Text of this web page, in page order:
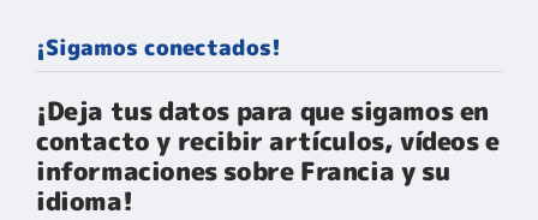
¡Sigamos conectados!
¡Deja tus datos para que sigamos en
contacto y recibir artículos, vídeos e
informaciones sobre Francia y su
idioma!​